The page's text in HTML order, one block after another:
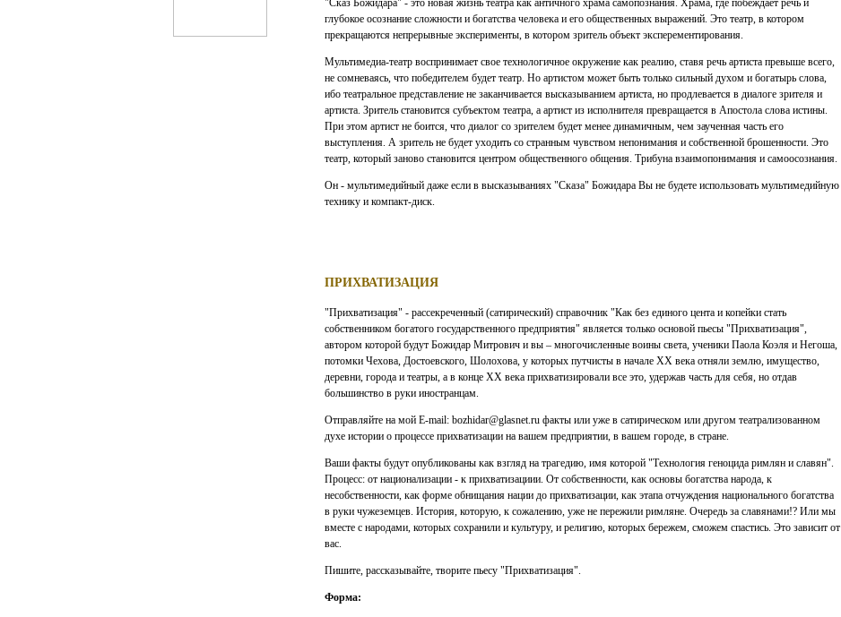
"Сказ Божидара" - это новая жизнь театра как античного храма самопознания. Храма, где побеждает речь и
глубокое осознание сложности и богатства человека и его общественных выражений. Это театр, в котором
прекращаются непрерывные эксперименты, в котором зритель объект эксперементирования.
Мультимедиа-театр воспринимает свое технологичное окружение как реалию, ставя речь артиста превыше всего,
не сомневаясь, что победителем будет театр. Но артистом может быть только сильный духом и богатырь слова,
ибо театральное представление не заканчивается высказыванием артиста, но продлевается в диалоге зрителя и
артиста. Зритель становится субъектом театра, а артист из исполнителя превращается в Апостола слова истины.
При этом артист не боится, что диалог со зрителем будет менее динамичным, чем заученная часть его
выступления. А зритель не будет уходить со странным чувством непонимания и собственной брошенности. Это
театр, который заново становится центром общественного общения. Трибуна взаимопонимания и самоосознания.
Он - мультимедийный даже если в высказываниях "Сказа" Божидара Вы не будете использовать мультимедийную
технику и компакт-диск.
ПРИХВАТИЗАЦИЯ
"Прихватизация" - рассекреченный (сатирический) справочник "Как без единого цента и копейки стать
собственником богатого государственного предприятия" является только основой пьесы "Прихватизация",
автором которой будут Божидар Митрович и вы – многочисленные воины света, ученики Паола Коэля и Негоша,
потомки Чехова, Достоевского, Шолохова, у которых путчисты в начале ХХ века отняли землю, имущество,
деревни, города и театры, а в конце ХХ века прихватизировали все это, удержав часть для себя, но отдав
большинство в руки иностранцам.
Отправляйте на мой E-mail: bozhidar@glasnet.ru факты или уже в сатирическом или другом театрализованном
духе истории о процессе прихватизации на вашем предприятии, в вашем городе, в стране.
Ваши факты будут опубликованы как взгляд на трагедию, имя которой "Технология геноцида римлян и славян".
Процесс: от национализации - к прихватизациии. От собственности, как основы богатства народа, к
несобственности, как форме обнищания нации до прихватизации, как этапа отчуждения национального богатства
в руки чужеземцев. История, которую, к сожалению, уже не пережили римляне. Очередь за славянами!? Или мы
вместе с народами, которых сохранили и культуру, и религию, которых бережем, сможем спастись. Это зависит от
вас.
Пишите, рассказывайте, творите пьесу "Прихватизация".
Форма: